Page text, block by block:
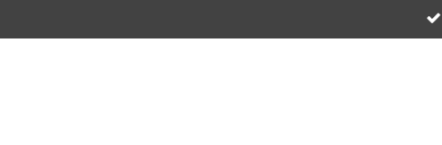
direct